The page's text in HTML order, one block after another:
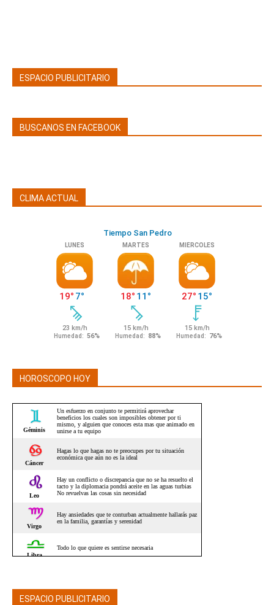
ESPACIO PUBLICITARIO
BUSCANOS EN FACEBOOK
CLIMA ACTUAL
HOROSCOPO HOY
ESPACIO PUBLICITARIO